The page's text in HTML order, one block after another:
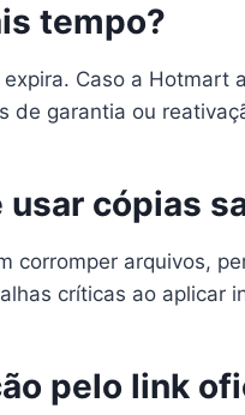
tempo?
Caso a
de garantia ou
usar cópias
corromper arquivos,
críticas ao aplicar
pelo link